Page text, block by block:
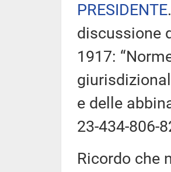
PRESIDENTE
discussione
1917:
e delle
23-434-806-
Ricordo che